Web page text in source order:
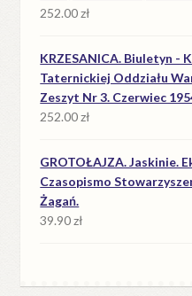
252.00zł
KRZESANICA. Biuletyn -
Taternickiej Oddziału
Zeszyt Nr 3. Czerwiec
252.00zł
GROTOŁAJZA. Jaskinie.
Czasopismo
Żagań.
39.90zł